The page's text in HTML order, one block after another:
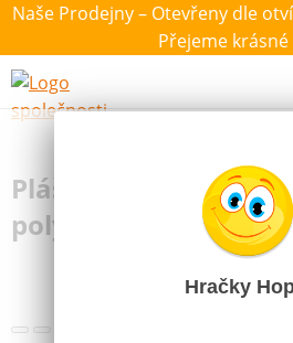
Naše Prodejny – Otevřeny dle
Přejeme krásné
Výběr hraček
Pláštěnka
polyethylen
Další obrázky
Hračky